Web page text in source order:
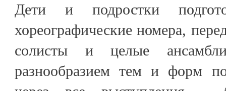
Дети и подростки
хореографические номера,
солисты и целые
разнообразием тем и форм